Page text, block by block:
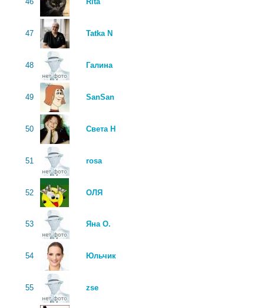
47 Tatka N
48 Галина
49 SanSan
50 Света Н
51 rosa
52 ОЛЯ
53 Яна О.
54 Юльчик
55 zse